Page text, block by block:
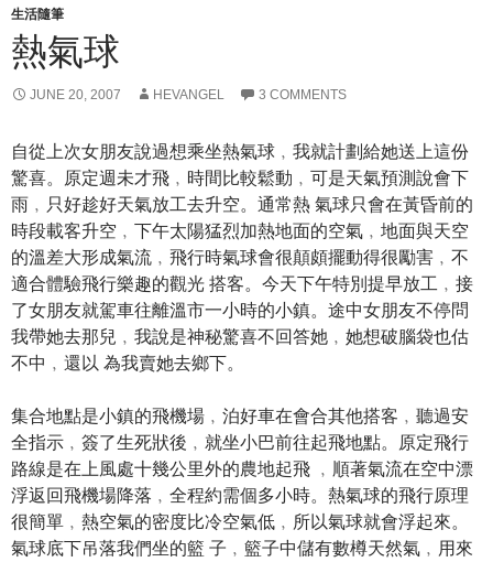
生活隨筆
熱氣球
JUNE 20, 2007 HEVANGEL 3 COMMENTS
自從上次女朋友說過想乘坐熱氣球﹐我就計劃給她送上這份
驚喜。原定週未才飛﹐時間比較鬆動﹐可是天氣預測說會下
雨﹐只好趁好天氣放工去升空。通常熱 氣球只會在黃昏前的
時段載客升空﹐下午太陽猛烈加熱地面的空氣﹐地面與天空
的溫差大形成氣流﹐飛行時氣球會很顛頗擺動得很勵害﹐不
適合體驗飛行樂趣的觀光 搭客。今天下午特別提早放工﹐接
了女朋友就駕車往離溫市一小時的小鎮。途中女朋友不停問
我帶她去那兒﹐我說是神秘驚喜不回答她﹐她想破腦袋也估
不中﹐還以 為我賣她去鄉下。
集合地點是小鎮的飛機場﹐泊好車在會合其他搭客﹐聽過安
全指示﹐簽了生死狀後﹐就坐小巴前往起飛地點。原定飛行
路線是在上風處十幾公里外的農地起飛 ﹐順著氣流在空中漂
浮返回飛機場降落﹐全程約需個多小時。熱氣球的飛行原理
很簡單﹐熱空氣的密度比冷空氣低﹐所以氣球就會浮起來。
氣球底下吊落我們坐的籃 子﹐籃子中儲有數樽天然氣﹐用來